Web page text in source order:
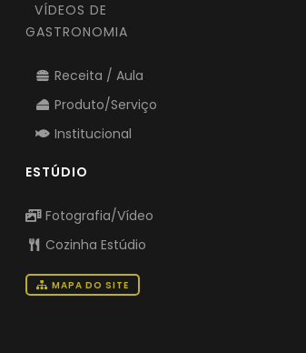
VÍDEOS DE
GASTRONOMIA
Receita / Aula
Produto/Serviço
Institucional
ESTÚDIO
Fotografia/Vídeo
Cozinha Estúdio
MAPA DO SITE